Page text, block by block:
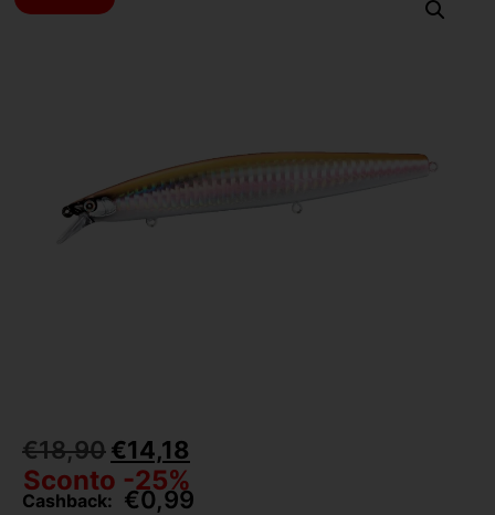
€18,90€14,18
Sconto -25%
Cashback: €0,99